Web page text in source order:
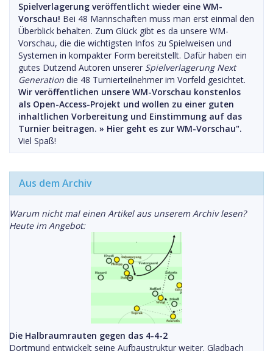
Spielverlagerung veröffentlicht wieder eine WM-
Vorschau! Bei 48 Mannschaften muss man erst einmal den
Überblick behalten. Zum Glück gibt es da unsere WM-
Vorschau, die die wichtigsten Infos zu Spielweisen und
Systemen in kompakter Form bereitstellt. Dafür haben ein
gutes Dutzend Autoren unserer Spielverlagerung Next
Generation die 48 Turnierteilnehmer im Vorfeld gesichtet.
Wir veröffentlichen unsere WM-Vorschau konstenlos
als Open-Access-Projekt und wollen zu einer guten
inhaltlichen Vorbereitung und Einstimmung auf das
Turnier beitragen. » Hier geht es zur WM-Vorschau".
Viel Spaß!
Aus dem Archiv
Warum nicht mal einen Artikel aus unserem Archiv lesen?
Heute im Angebot:
Die Halbraumrauten gegen das 4-4-2
Dortmund entwickelt seine Aufbaustruktur weiter. Gladbach